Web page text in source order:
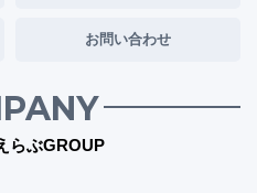
お問い合わせ
らぶGROUP